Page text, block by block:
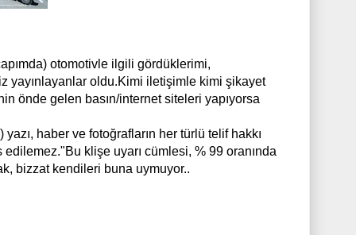
otomotivle ilgili gördüklerimi,
yayınlayanlar oldu.Kimi iletişimle kimi şikayet
önde gelen basın/internet siteleri yapıyorsa
haber ve fotoğrafların her türlü telif hakkı
klişe uyarı cümlesi, % 99 oranında
bizzat kendileri buna uymuyor..